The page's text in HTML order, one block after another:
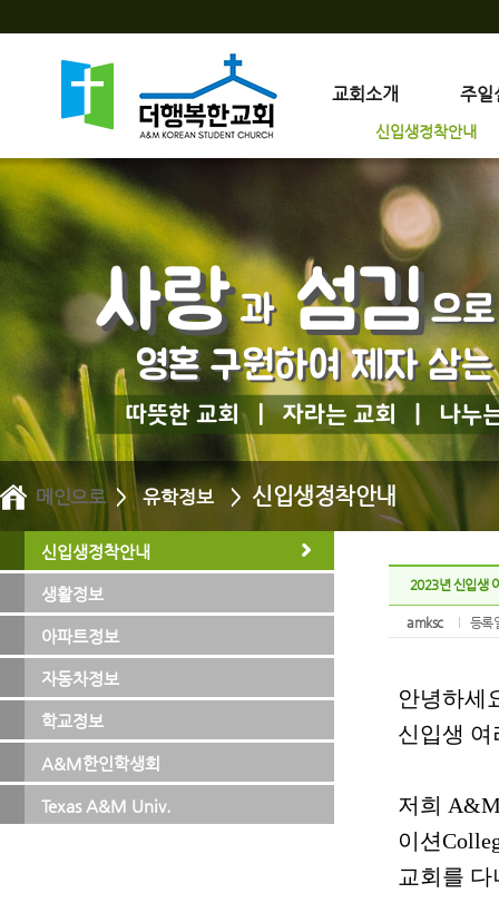
신입생정착안내
교회소개 주일
메인으로> 유학정보 > 신입생정착안내
신입생정착안내
생활정보
아파트정보
자동차정보
학교정보
A&M한인학생회
Texas A&M Univ.
2023년 신입생
amksc 등록